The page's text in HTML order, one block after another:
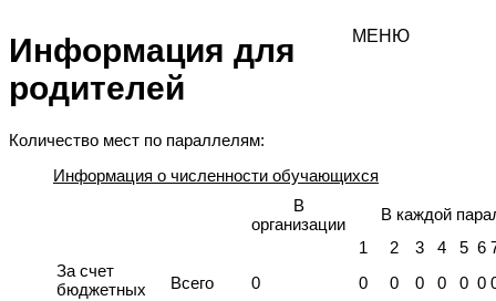
МЕНЮ
Информация для
родителей
Количество мест по параллелям:
Информация о численности обучающихся
В
организации
В каждой
1
2 3 4 5 6
За счет
бюджетных
Всего 0 0 0 0 0 0 0